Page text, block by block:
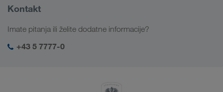
Digitalna rješenja
Rješenja prema branši
Kavkaz
Srednja Azija
Bliski Istok
Informacije o poduzeću
Društvena odgovornost
SHEQ-menadžment
Kontakt
Imate pitanja ili želite dodatne informacije?
+43 5 7777-0